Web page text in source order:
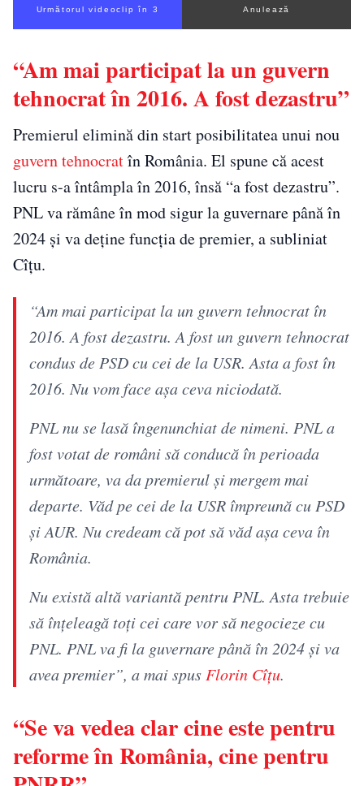
Următorul videoclip în 2 Anulează
“Am mai participat la un guvern
tehnocrat în 2016. A fost dezastru”
Premierul elimină din start posibilitatea unui nou
guvern tehnocratîn România. El spune că acest
lucru s-a întâmpla în 2016, însă “a fost dezastru”.
PNL va rămâne în mod sigur la guvernare până în
2024 şi va deţine funcţia de premier, a subliniat
Cîţu.
“Am mai participat la un guvern tehnocrat în
2016. A fost dezastru. A fost un guvern tehnocrat
condus de PSD cu cei de la USR. Asta a fost în
2016. Nu vom face aşa ceva niciodată.
PNL nu se lasă îngenunchiat de nimeni. PNL a
fost votat de români să conducă în perioada
următoare, va da premierul şi mergem mai
departe. Văd pe cei de la USR împreună cu PSD
şi AUR. Nu credeam că pot să văd aşa ceva în
România.
Nu există altă variantă pentru PNL. Asta trebuie
să înţeleagă toţi cei care vor să negocieze cu
PNL. PNL va fi la guvernare până în 2024 şi va
avea premier”, a mai spusFlorin Cîţu.
“Se va vedea clar cine este pentru
reforme în România, cine pentru